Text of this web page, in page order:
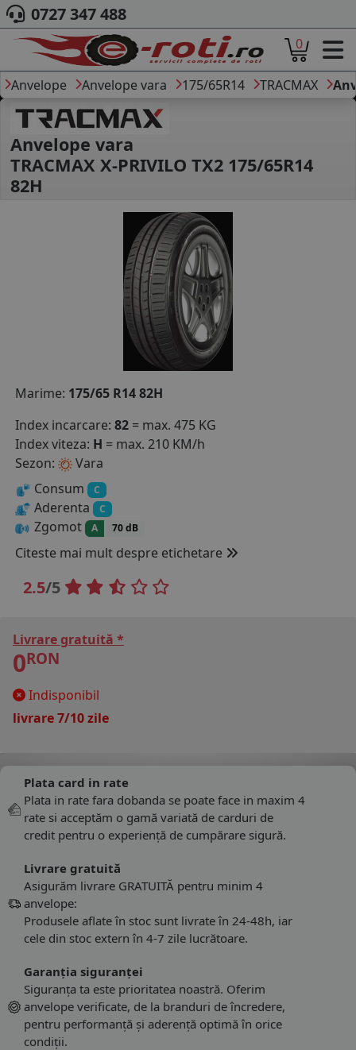
ACASA
DESPRE NOI
ANVELOPE
AUTO
CAMION
MOTO
DIMENSIUNI
PRODUCATORI ANVELOPE
MARCA AUTO
BLOG
B2B - COLABORARE COMPANII
CONT
CONTACT
0727 347 488
0
Anvelope Anvelope vara 175/65R14 TRACMAX
Anvelope vara
TRACMAX X-PRIVILO TX2 175/65R14
82H
Marime: 175/65 R14 82H
Index incarcare: 82 = max. 475 KG
Index viteza: H = max. 210 KM/h
Sezon:
Vara
Consum
C
Aderenta C
Zgomot A 70 dB
Citeste mai mult despre etichetare
2.5/5
Livrare gratuită *
0RON
Indisponibil
livrare 7/10 zile
Plata card in rate
Plata in rate fara dobanda se poate face in maxim 4
rate si acceptăm o gamă variată de carduri de
credit pentru o experiență de cumpărare sigură.
Livrare gratuită
Asigurăm livrare GRATUITĂ pentru minim 4
anvelope:
Produsele aflate în stoc sunt livrate în 24-48h, iar
cele din stoc extern în 4-7 zile lucrătoare.
Garanția siguranței
Siguranța ta este prioritatea noastră. Oferim
anvelope verificate, de la branduri de încredere,
pentru performanță și aderență optimă în orice
condiții.